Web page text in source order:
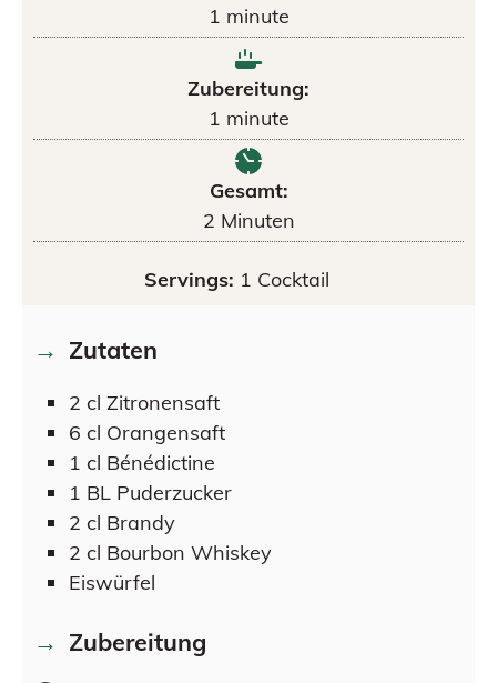
1 minute
Zubereitung:
1 minute
Gesamt:
2 Minuten
Servings: 1 Cocktail
Zutaten
2 cl Zitronensaft
6 cl Orangensaft
1 cl Bénédictine
1 BL Puderzucker
2 cl Brandy
2 cl Bourbon Whiskey
Eiswürfel
Zubereitung